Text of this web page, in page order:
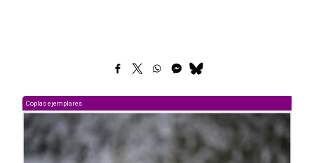
Coplas ejemplares